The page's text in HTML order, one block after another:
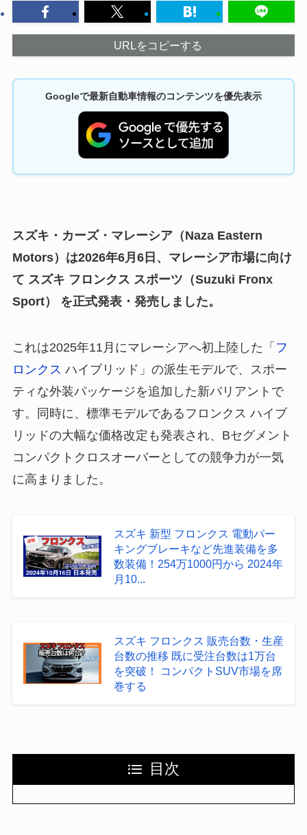
URLをコピーする
Googleで最新自動車情報のコンテンツを優先表示
スズキ・カーズ・マレーシア（Naza Eastern
Motors）は2026年6月6日、マレーシア市場に向け
て スズキ フロンクス スポーツ（Suzuki Fronx
Sport） を正式発表・発売しました。
これは2025年11月にマレーシアへ初上陸した「 フ
ロンクス ハイブリッド」の派生モデルで、スポー
ティな外装パッケージを追加した新バリアントで
す。同時に、標準モデルであるフロンクス ハイブ
リッドの大幅な価格改定も発表され、Bセグメント
コンパクトクロスオーバーとしての競争力が一気
に高まりました。
スズキ 新型 フロンクス 電動パー
キングブレーキなど先進装備を多
数装備！254万1000円から 2024年
月10...
スズキ フロンクス 販売台数・生産
台数の推移 既に受注台数は1万台
を突破！ コンパクトSUV市場を席
巻する
目次